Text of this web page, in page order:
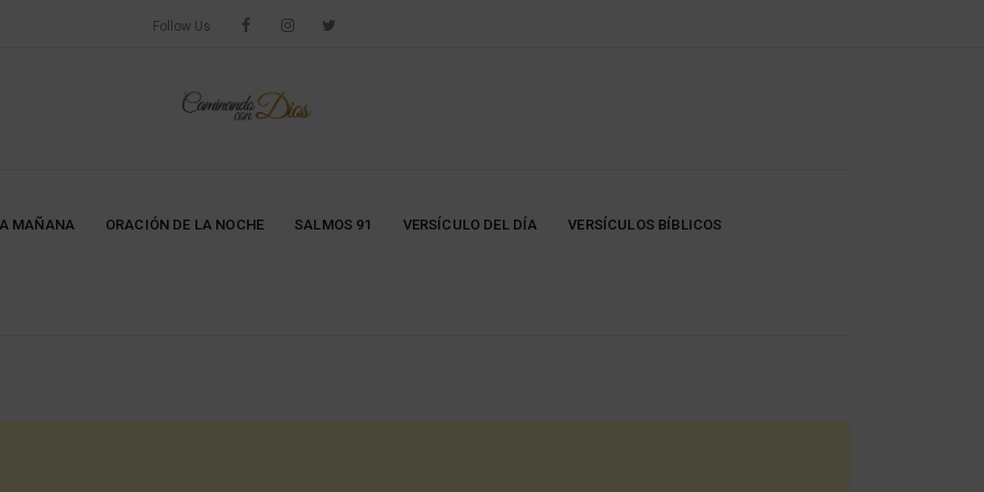
Follow Us
MAÑANA ORACIÓN DE LA NOCHE SALMOS 91 VERSÍCULO DEL DÍA VERSÍCULOS BÍBLICOS